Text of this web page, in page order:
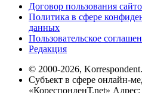
Договор пользования
Политика в сфере
данных
Пользовательское
Редакция
© 2000-2026,
Субъект в сфере онлайн-
«КореспонденТ.net» Адрес: